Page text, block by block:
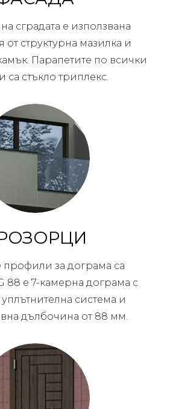
сградата е използвана
структурна мазилка и
Парапетите по всички
са стъкло триплекс.
профили за дограма са
88 е 7-камерна дограма с
система и
дълбочина от 88 мм.